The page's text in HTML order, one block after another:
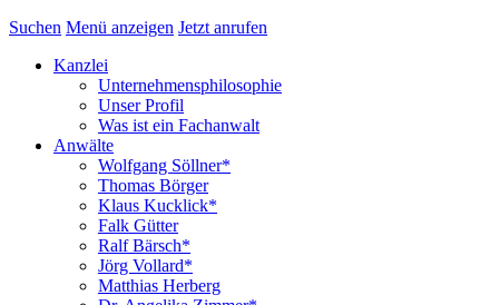
Suchen Menü anzeigen Jetzt anrufen
Kanzlei
Unternehmensphilosophie
Unser Profil
Was ist ein Fachanwalt
Anwälte
Wolfgang Söllner*
Thomas Börger
Klaus Kucklick*
Falk Gütter
Ralf Bärsch*
Jörg Vollard*
Matthias Herberg